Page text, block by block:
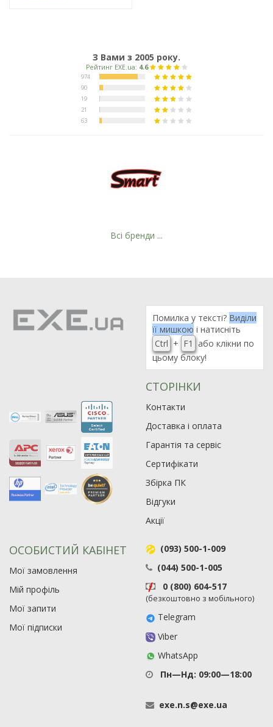
З Вами з 2005 року.
Рейтинг EXE.ua:4.6
974
90
19
21
Всі бренди ...
Помилка у тексті? Виділи
її мишкою і натисніть
Ctrl + F1
або клікни по
цьому блоку!
СТОРІНКИ
Контакти
Доставка і оплата
Гарантія та сервіс
Сертифікати
Збірка ПК
Відгуки
Акції
ОСОБИСТИЙ КАБІНЕТ
Мої замовлення
Мій профіль
Мої запити
Мої підписки
(093) 500-1-009
(044) 500-1-005
0 (800) 604-517
(безкоштовно з мобільного)
Telegram
Viber
WhatsApp
Пн—Нд: 09:00—18:00
exe.n.s@exe.ua